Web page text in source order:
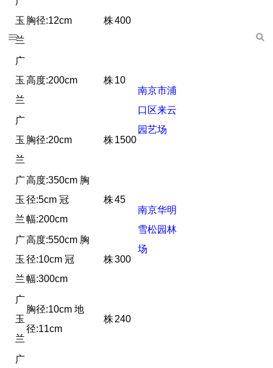
玉
兰
胸径:12cm 株400
广
玉
兰
高度:200cm 株10
南京市浦
口区来云
园艺场
广
玉
兰
胸径:20cm 株1500
广
玉
兰
高度:350cm 胸
径:5cm 冠
幅:200cm
株45
南京华明
雪松园林
场
广
玉
兰
高度:550cm 胸
径:10cm 冠
幅:300cm
株300
广
玉
兰
胸径:10cm 地
径:11cm
株240
广